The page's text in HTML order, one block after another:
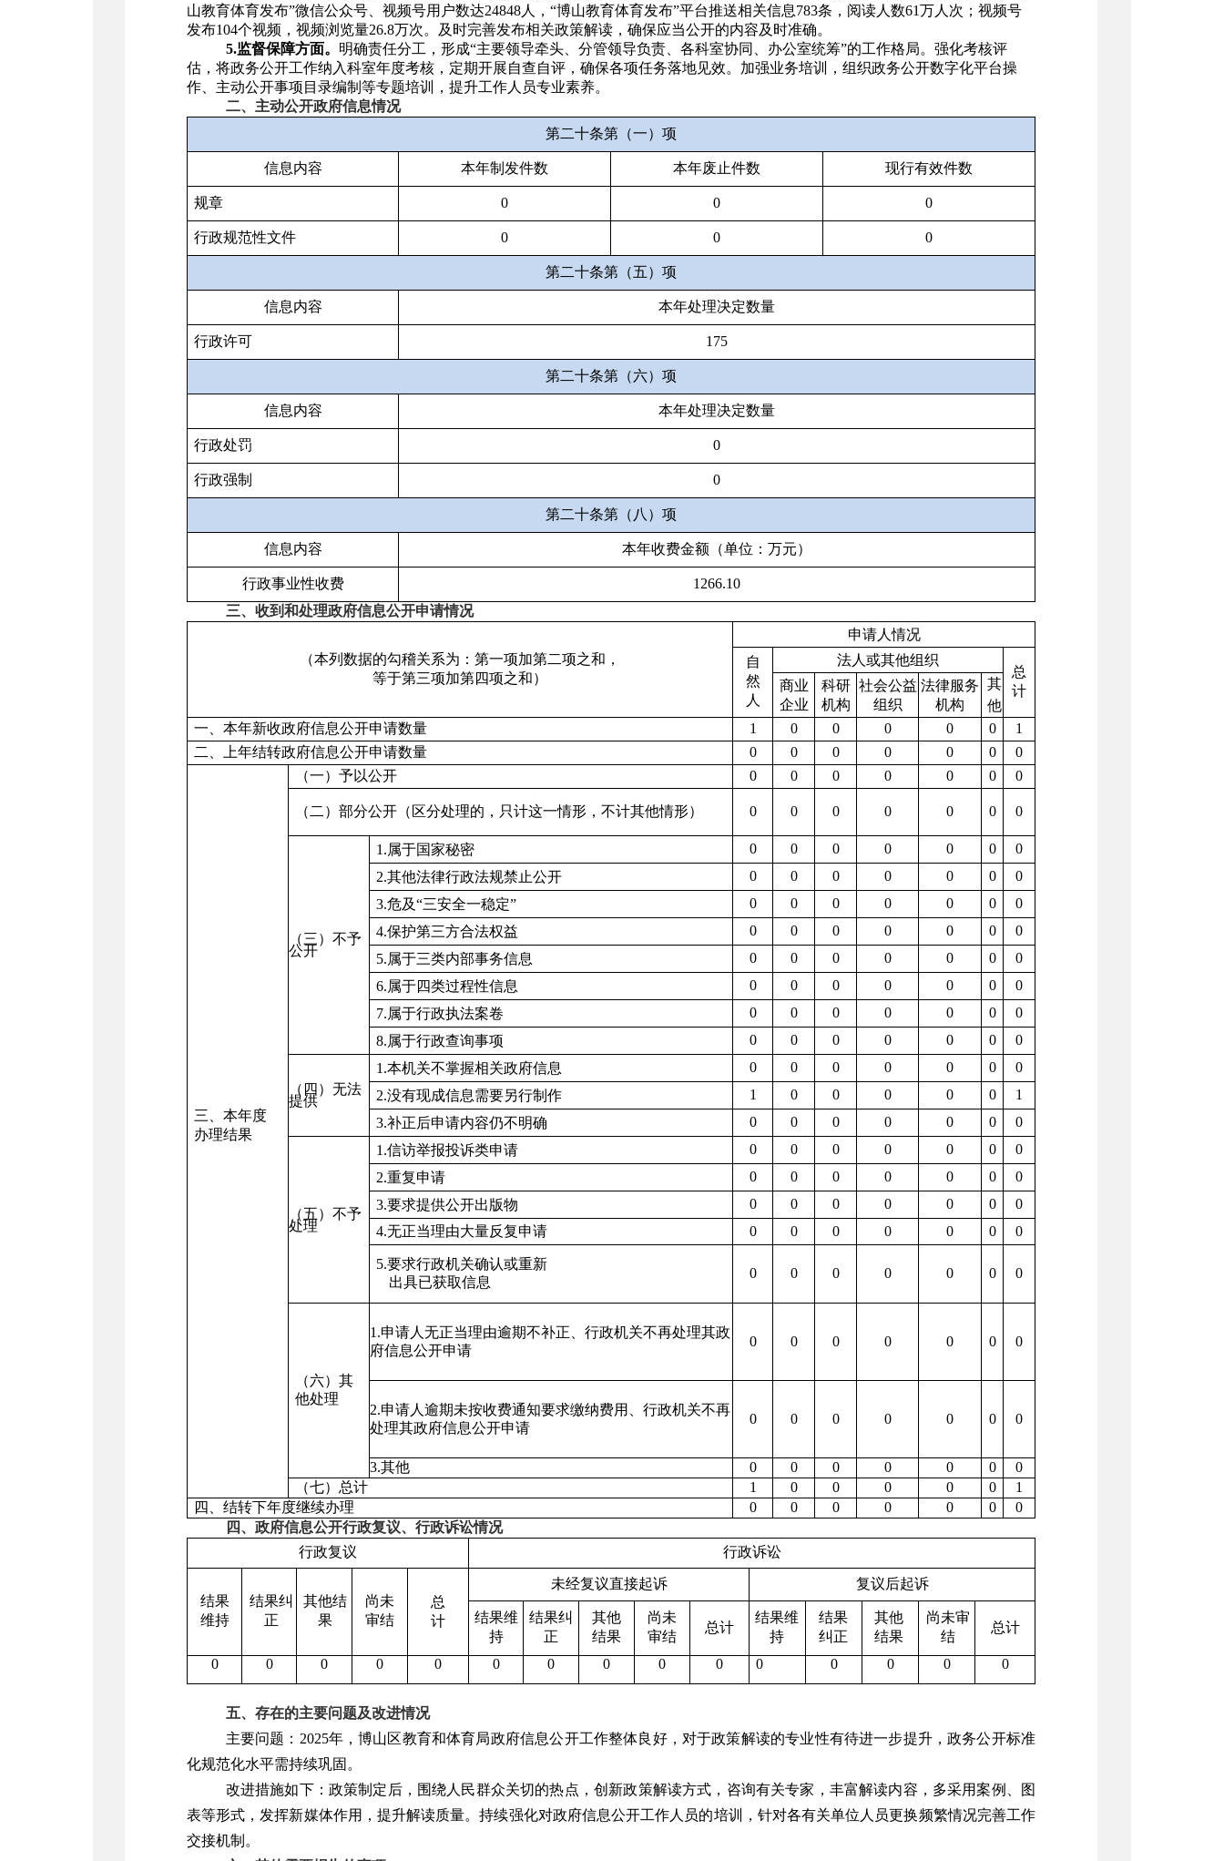
山教育体育发布”微信公众号、视频号用户数达24848人，“博山教育体育发布”平台推送相关信息783条，阅读人数61万人次；视频号
发布104个视频，视频浏览量26.8万次。
及时完善发布相关政策解读，确保应当公开的内容及时准确。
5.监督保障方面。 明确责任分工，形成“主要领导牵头、分管领导负责、各科室协同、办公室统筹”的工作格局。强化考核评
估，将政务公开工作纳入科室年度考核，定期开展自查自评，确保各项任务落地见效。加强业务培训，组织政务公开数字化平台操
作、主动公开事项目录编制等专题培训，提升工作人员专业素养。
二、主动公开政府信息情况
第二十条第（一）项
信息内容 本年制发件数 本年废止件数 现行有效件数
规章 0 0 0
行政规范性文件 0 0 0
第二十条第（五）项
信息内容 本年处理决定数量
行政许可 175
第二十条第（六）项
信息内容 本年处理决定数量
行政处罚 0
行政强制 0
第二十条第（八）项
信息内容 本年收费金额（单位：万元）
行政事业性收费
1266.10
三、收到和处理政府信息公开申请情况
（本列数据的勾稽关系为：第一项加第二项之和，
等于第三项加第四项之和）
申请人情况
自
然
人
法人或其他组织
总
计
商业
企业
科研
机构
社会公益
组织
法律服务
机构
其
他
一、本年新收政府信息公开申请数量
1 0 0 0 0 0
1
二、上年结转政府信息公开申请数量
0 0 0 0 0 0 0
三、本年度
办理结果
（一）予以公开 0 0 0 0 0 0 0
（二）部分公开（区分处理的，只计这一情形，不计其他情形） 0 0 0 0 0 0 0
（三）不予
公开
1.属于国家秘密 0 0 0 0 0 0
0
2.其他法律行政法规禁止公开
0 0 0 0 0 0
0
3.危及“三安全一稳定”
0 0 0 0 0 0
0
4.保护第三方合法权益
0 0 0 0 0 0
0
5.属于三类内部事务信息
0 0 0 0 0 0
0
6.属于四类过程性信息
0 0 0 0 0 0
0
7.属于行政执法案卷
0 0 0 0 0 0
0
8.属于行政查询事项
0 0 0 0 0 0 0
（四）无法
提供
1.本机关不掌握相关政府信息 0 0 0 0 0 0
0
2.没有现成信息需要另行制作
1 0 0 0 0 0
1
3.补正后申请内容仍不明确
0 0 0 0 0 0 0
（五）不予
处理
1.信访举报投诉类申请 0 0 0 0 0 0
0
2.重复申请
0 0 0 0 0 0
0
3.要求提供公开出版物
0 0 0 0 0 0
0
4.无正当理由大量反复申请
0 0 0 0 0 0 0
5.要求行政机关确认或重新
出具已获取信息
0 0 0 0 0 0 0
（六）其
他处理
1.申请人无正当理由逾期不补正、行政机关不再处理其政
府信息公开申请
0 0 0 0 0 0 0
2.申请人逾期未按收费通知要求缴纳费用、行政机关不再
处理其政府信息公开申请
0 0 0 0 0 0 0
3.其他 0 0 0 0 0 0
0
（七）总计
1 0 0 0 0 0
1
四、结转下年度继续办理
0 0 0 0 0 0
0
四、政府信息公开行政复议、行政诉讼情况
行政复议
行政诉讼
结果
维持
结果纠
正
其他结
果
尚未
审结
总
计
未经复议直接起诉 复议后起诉
结果维
持
结果纠
正
其他
结果
尚未
审结
总计
结果维
持
结果
纠正
其他
结果
尚未审
结
总计
0 0 0 0 0 0 0 0 0 0 0 0 0 0 0
五、存在的主要问题及改进情况
主要问题：2025年，博山区教育和体育局政府信息公开工作整体良好，对于政策解读的专业性有待进一步提升，政务公开标准
化规范化水平需持续巩固。
改进措施如下：政策制定后，围绕人民群众关切的热点，创新政策解读方式，咨询有关专家，丰富解读内容，多采用案例、图
表等形式，发挥新媒体作用，提升解读质量。持续强化对政府信息公开工作人员的培训，针对各有关单位人员更换频繁情况完善工作
交接机制。